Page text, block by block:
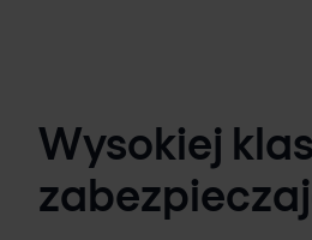
Wysokiej